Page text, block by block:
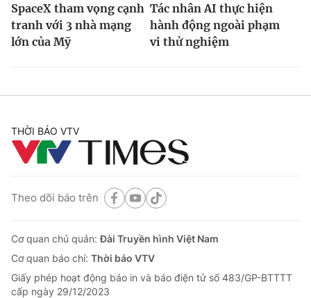
SpaceX tham vọng cạnh
tranh với 3 nhà mạng
lớn của Mỹ
Tác nhân AI thực hiện
hành động ngoài phạm
vi thử nghiệm
THỜI BÁO VTV
Theo dõi báo trên
Cơ quan chủ quản:Đài Truyền hình Việt Nam
Cơ quan báo chí: Thời báo VTV
Giấy phép hoạt động báo in và báo điện tử số 483/GP-BTTTT
cấp ngày 29/12/2023